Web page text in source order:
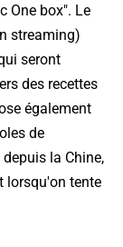
One box". Le
streaming)
seront
des recettes
également
de
la Chine,
lorsqu'on tente